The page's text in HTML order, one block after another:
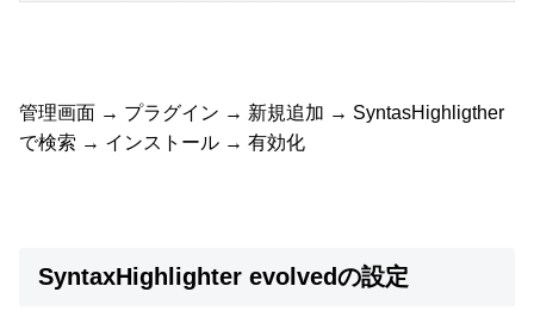
管理画面 → プラグイン → 新規追加 → SyntasHighligther
で検索 → インストール → 有効化
SyntaxHighlighter evolvedの設定